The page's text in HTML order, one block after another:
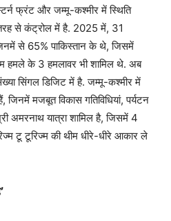
फ्रंट और जम्मू-कश्मीर में स्थिति
से कंट्रोल में है. 2025 में, 31
से 65% पाकिस्तान के थे, जिसमें
हमले के 3 हमलावर भी शामिल थे. अब
सिंगल डिजिट में है. जम्मू-कश्मीर में
मजबूत विकास गतिविधियां, पर्यटन
अमरनाथ यात्रा शामिल है, जिसमें 4
टू टूरिज्म की थीम धीरे-धीरे आकार ले